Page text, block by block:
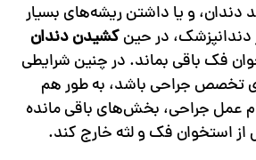
و یا داشتن ریشه‌های بسیار
دندانپزشک، در حینکشیدن دندان
فک باقی بماند. در چنین شرایطی
تخصص جراحی باشد، به طور هم
عمل جراحی، بخش‌های باقی مانده
از استخوان فک و لثه خارج کند.